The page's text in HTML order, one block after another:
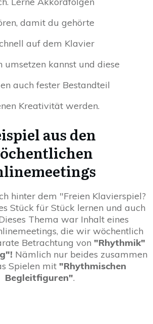
damit du gehörte
auf dem Klavier
umsetzen kannst und diese
auch fester Bestandteil
Kreativität werden.
aus den
hinter dem "Freien Klavierspiel?
Stück für Stück lernen und auch
Thema war Inhalt eines
die wir wöchentlich
Betrachtung von "Rhythmik"
Nämlich nur beides zusammen
Spielen mit "Rhythmischen
Begleitfiguren".